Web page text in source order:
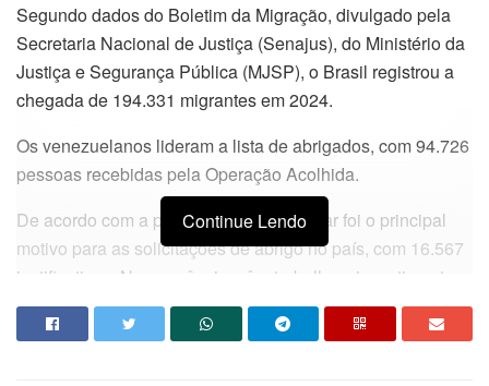
Segundo dados do Boletim da Migração, divulgado pela
Secretaria Nacional de Justiça (Senajus), do Ministério da
Justiça e Segurança Pública (MJSP), o Brasil registrou a
chegada de 194.331 migrantes em 2024.
Os venezuelanos lideram a lista de abrigados, com 94.726
pessoas recebidas pela Operação Acolhida.
De acordo com a pasta, a reunião familiar foi o principal
motivo para as solicitações de abrigo no país, com 16.567
justificativas. Na sequência, vêm trabalho e investimentos,
com 14.507 justificativas, e estudo, com 8.725.
Continue Lendo